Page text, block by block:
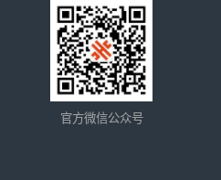
官方微信公众号